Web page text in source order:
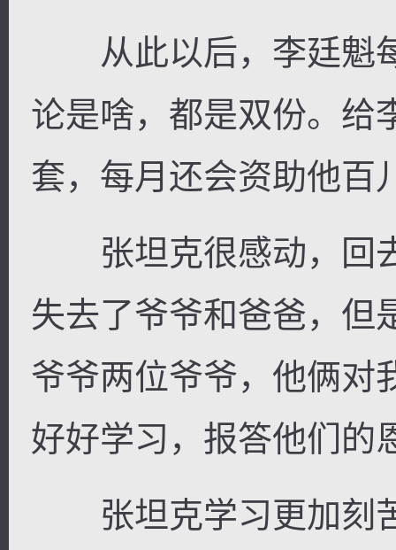
从此以后，李廷魁
论是啥，都是双份。给
套，每月还会资助他百
张坦克很感动，回去
失去了爷爷和爸爸，但
爷爷两位爷爷，他俩对
好好学习，报答他们的
张坦克学习更加刻